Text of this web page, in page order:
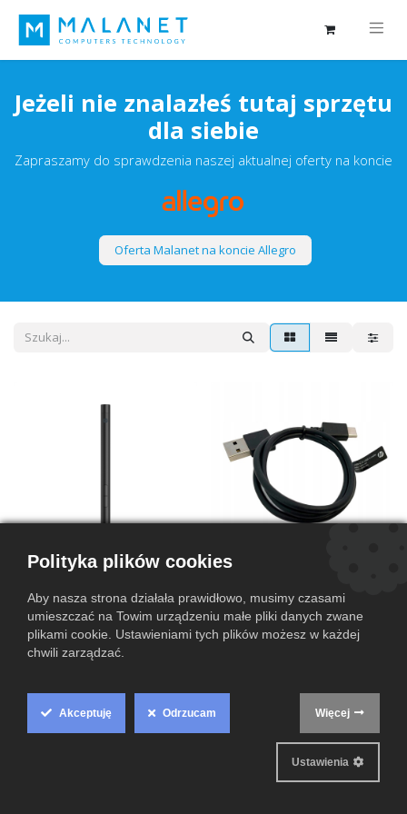
Jeżeli nie znalazłeś tutaj sprzętu
dla siebie
Zapraszamy do sprawdzenia naszej aktualnej oferty na koncie
Oferta Malanet na koncie Allegro
66,00 zł
Cookie
Polityka plików cookies
Aby nasza strona działała prawidłowo, musimy czasami
umieszczać na Towim urządzeniu małe pliki danych zwane
plikami cookie. Ustawieniami tych plików możesz w każdej
chwili zarządzać.
Akceptuję Odrzucam Więcej
Ustawienia